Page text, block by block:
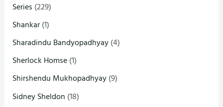
Series (229)
Shankar(1)
Sharadindu Bandyopadhyay(4)
Sherlock Homse(1)
Shirshendu Mukhopadhyay(9)
Sidney Sheldon (18)